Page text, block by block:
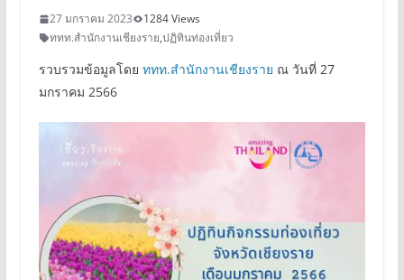
27 มกราคม 2023
1284 Views
ททท.สำนักงานเชียงราย,ปฏิทินท่องเที่ยว
รวบรวมข้อมูลโดย ททท.สำนักงานเชียงราย ณ วันที่ 27
มกราคม 2566